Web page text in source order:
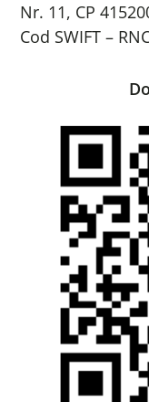
Nr. 11, CP
Cod SWIFT –